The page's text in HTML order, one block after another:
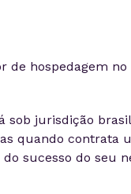
de hospedagem no
sob jurisdição
quando contrata
sucesso do seu